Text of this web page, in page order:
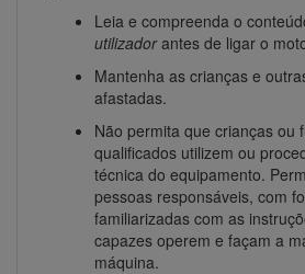
Leia e compreenda o
utilizadorantes de ligar o
Mantenha as crianças e
afastadas.
Não permita que crianças ou
qualificados utilizem ou
técnica do equipamento.
pessoas responsáveis, com
familiarizadas com as
capazes operem e façam a
máquina.